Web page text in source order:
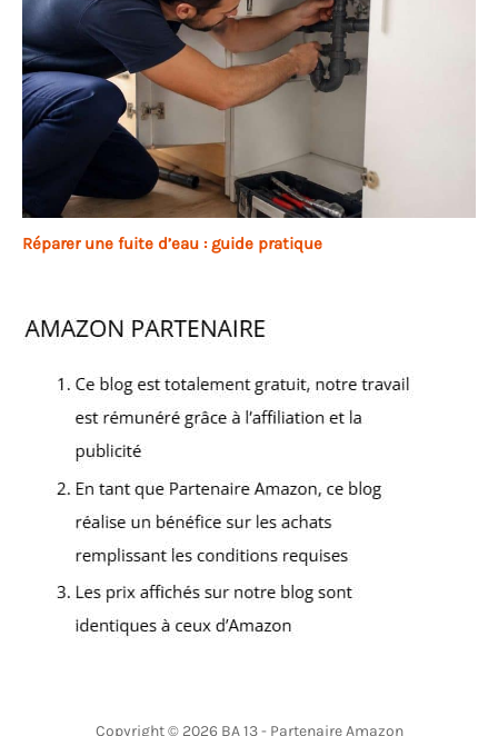
Réparer une fuite d’eau : guide pratique
Copyright © 2026 BA 13 - Partenaire Amazon